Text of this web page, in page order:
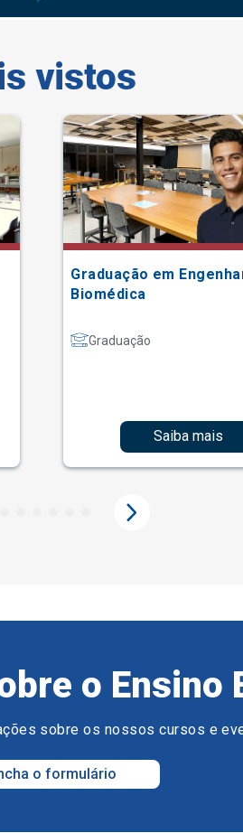
vistos
Graduação em
Biomédica
Graduação
Saiba mais
o Ensino
sobre os nossos cursos e
o formulário